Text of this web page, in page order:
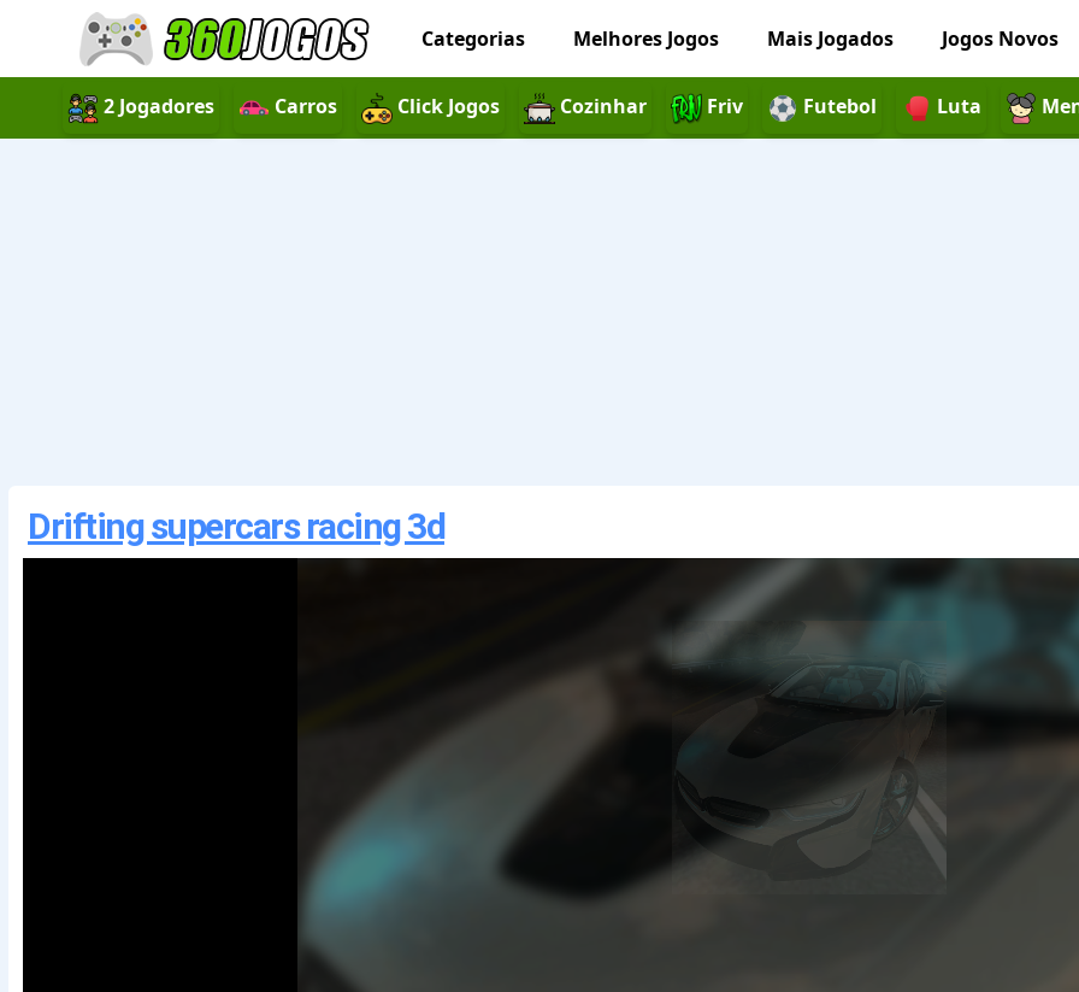
Categorias Melhores Jogos Mais Jogados Jogos Novos
2 Jogadores Carros Click Jogos Cozinhar Friv Futebol Luta
Drifting supercars racing 3d